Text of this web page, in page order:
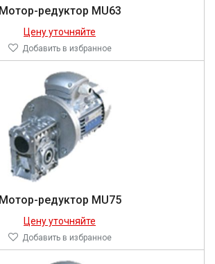
Мотор-редуктор MU63
Цену уточняйте
Добавить в избранное
Мотор-редуктор MU75
Цену уточняйте
Добавить в избранное